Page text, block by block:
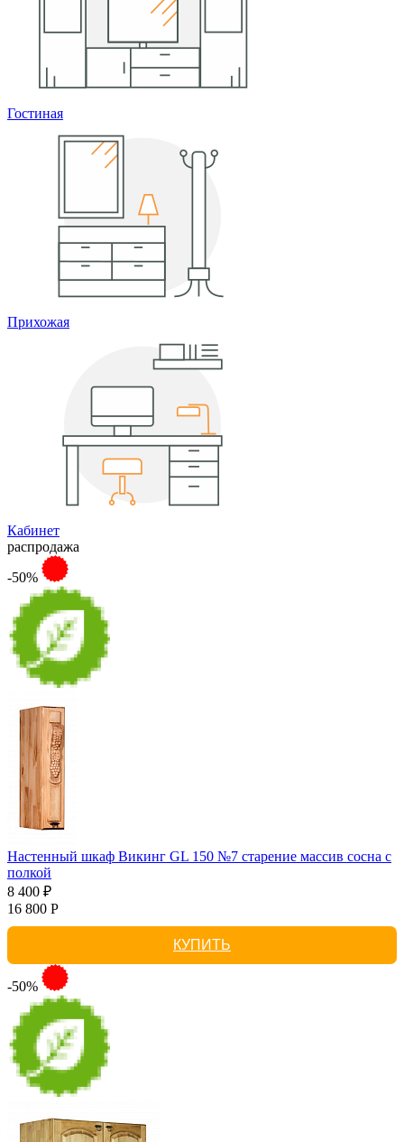
Гостиная
Прихожая
Кабинет
распродажа
-50%
Настенный шкаф Викинг GL 150 №7 старение массив сосна с
полкой
8 400 ₽
16 800 Р
КУПИТЬ
-50%